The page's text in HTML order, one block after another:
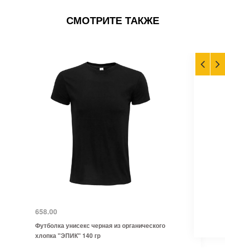
СМОТРИТЕ ТАКЖЕ
658.00
Футболка унисекс черная из органического
хлопка "ЭПИК" 140 гр